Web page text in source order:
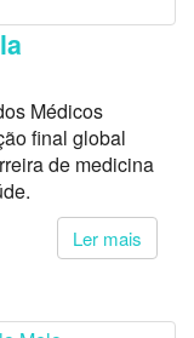
Médicos
final global
de medicina
Ler mais